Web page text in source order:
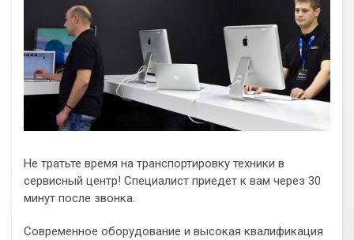
Не тратьте время на транспортировку техники в
сервисный центр! Специалист приедет к вам через 30
минут после звонка.
Современное оборудование и высокая квалификация